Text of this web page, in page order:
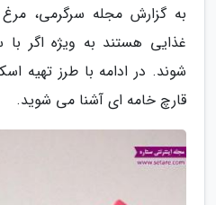
به گزارش مجله سرگرمی،
غذایی هستند به ویژه اگر
شوند. در ادامه با طرز تهیه
قارچ خامه ای آشنا می شوید.